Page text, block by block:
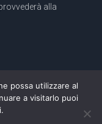
alla
possa utilizzare al
a visitarlo puoi